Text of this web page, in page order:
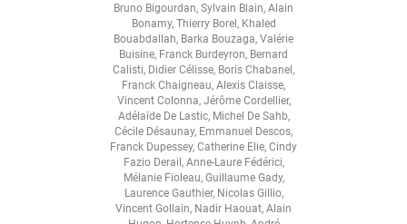
Bruno Bigourdan, Sylvain Blain, Alain
Bonamy, Thierry Borel, Khaled
Bouabdallah, Barka Bouzaga, Valérie
Buisine, Franck Burdeyron, Bernard
Calisti, Didier Célisse, Boris Chabanel,
Franck Chaigneau, Alexis Claisse,
Vincent Colonna, Jérôme Cordellier,
Adélaïde De Lastic, Michel De Sahb,
Cécile Désaunay, Emmanuel Descos,
Franck Dupessey, Catherine Elie, Cindy
Fazio Derail, Anne-Laure Fédérici,
Mélanie Fioleau, Guillaume Gady,
Laurence Gauthier, Nicolas Gillio,
Vincent Gollain, Nadir Haouat, Alain